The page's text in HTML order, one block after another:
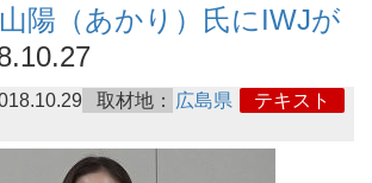
陽（あかり）氏にIWJが
取材地： 広島県
テキスト